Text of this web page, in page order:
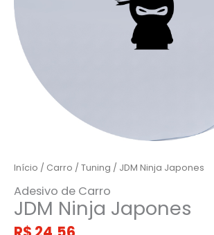
Início / Carro / Tuning / JDM Ninja Japones
Adesivo de Carro
JDM Ninja Japones